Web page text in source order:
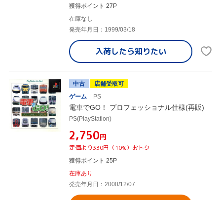
獲得ポイント 27P
在庫なし
発売年月日：1999/03/18
入荷したら知りたい
中古
店舗受取可
ゲーム
PS
電車でGO！ プロフェッショナル仕様(再販)
PS(PlayStation)
¥2,750円
定価より330円（10%）おトク
獲得ポイント 25P
在庫あり
発売年月日：2000/12/07